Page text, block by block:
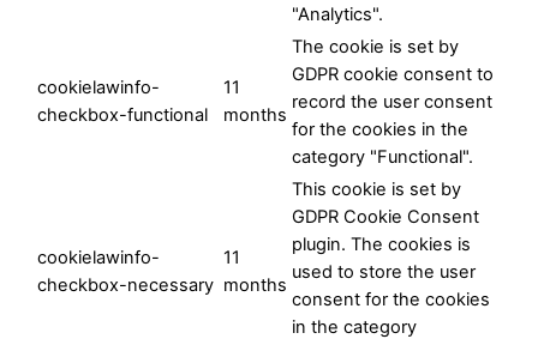
"Analytics".
cookielawinfo-
checkbox-functional
11
months
The cookie is set by
GDPR cookie consent to
record the user consent
for the cookies in the
category "Functional".
cookielawinfo-
checkbox-necessary
11
months
This cookie is set by
GDPR Cookie Consent
plugin. The cookies is
used to store the user
consent for the cookies
in the category